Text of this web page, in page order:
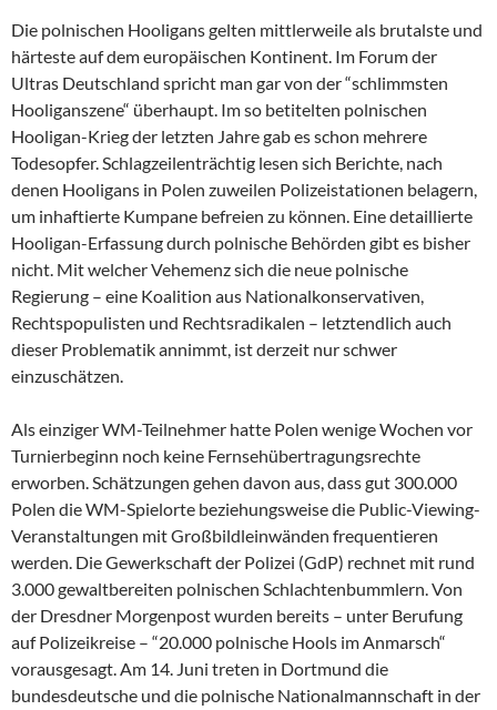
Die polnischen Hooligans gelten mittlerweile als brutalste und
härteste auf dem europäischen Kontinent. Im Forum der
Ultras Deutschland spricht man gar von der “schlimmsten
Hooliganszene“ überhaupt. Im so betitelten polnischen
Hooligan-Krieg der letzten Jahre gab es schon mehrere
Todesopfer. Schlagzeilenträchtig lesen sich Berichte, nach
denen Hooligans in Polen zuweilen Polizeistationen belagern,
um inhaftierte Kumpane befreien zu können. Eine detaillierte
Hooligan-Erfassung durch polnische Behörden gibt es bisher
nicht. Mit welcher Vehemenz sich die neue polnische
Regierung – eine Koalition aus Nationalkonservativen,
Rechtspopulisten und Rechtsradikalen – letztendlich auch
dieser Problematik annimmt, ist derzeit nur schwer
einzuschätzen.
Als einziger WM-Teilnehmer hatte Polen wenige Wochen vor
Turnierbeginn noch keine Fernsehübertragungsrechte
erworben. Schätzungen gehen davon aus, dass gut 300.000
Polen die WM-Spielorte beziehungsweise die Public-Viewing-
Veranstaltungen mit Großbildleinwänden frequentieren
werden. Die Gewerkschaft der Polizei (GdP) rechnet mit rund
3.000 gewaltbereiten polnischen Schlachtenbummlern. Von
der Dresdner Morgenpost wurden bereits – unter Berufung
auf Polizeikreise – “20.000 polnische Hools im Anmarsch“
vorausgesagt. Am 14. Juni treten in Dortmund die
bundesdeutsche und die polnische Nationalmannschaft in der